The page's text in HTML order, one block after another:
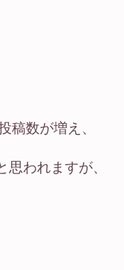
稿数が増え、
われますが、